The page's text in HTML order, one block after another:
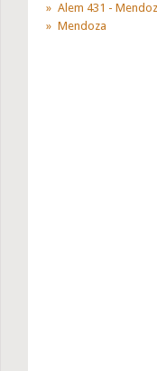
Alem 431 -
Mendoza